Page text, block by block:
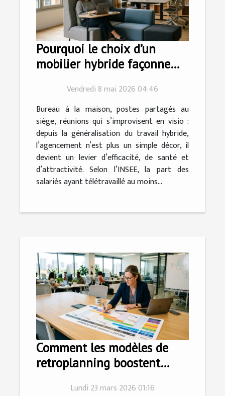
Pourquoi le choix d’un
mobilier hybride façonne
Vendredi 8 mai 2026 04:46
Bureau à la maison, postes partagés au
siège, réunions qui s’improvisent en visio :
depuis la généralisation du travail hybride,
l’agencement n’est plus un simple décor, il
devient un levier d’efficacité, de santé et
d’attractivité. Selon l’INSEE, la part des
salariés ayant télétravaillé au moins...
Comment les modèles de
retroplanning boostent
Lundi 23 mars 2026 01:16